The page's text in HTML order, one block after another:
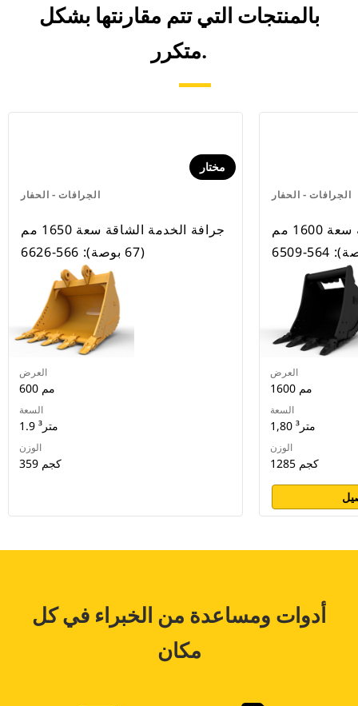
بالمنتجات التي تتم مقارنتها بشكل
متكرر.
الجرافات - الحفار
مختار
جرافة الخدمة الشاقة سعة 1650 مم
(67 بوصة): 566-6626
العرض
600 مم
السعة
1.9 متر³
الوزن
359 كجم
الجرافات - الحفار
جرافة الخدمة الشاقة سعة 1600 مم
العرض
1600 مم
السعة
1,80 متر³
الوزن
1285 كجم
أدوات ومساعدة من الخبراء في كل
مكان